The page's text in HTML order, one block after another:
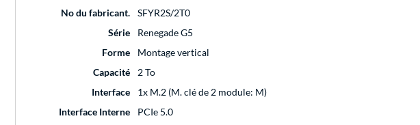
No du fabricant.
SFYR2S/2T0
Série
Renegade G5
Forme
Montage vertical
Capacité
2 To
Interface
1x M.2 (M. clé de 2 module: M)
Interface Interne
PCIe 5.0